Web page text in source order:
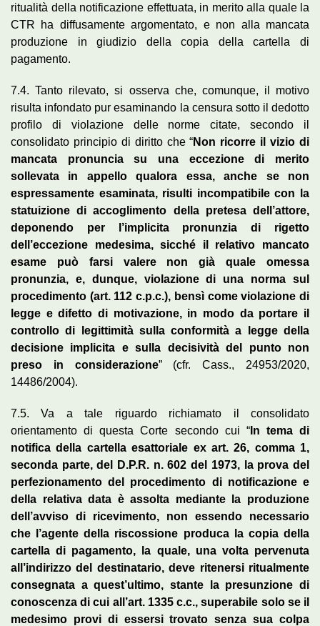
ritualità della notificazione effettuata, in merito alla quale la
CTR ha diffusamente argomentato, e non alla mancata
produzione in giudizio della copia della cartella di
pagamento.
7.4. Tanto rilevato, si osserva che, comunque, il motivo
risulta infondato pur esaminando la censura sotto il dedotto
profilo di violazione delle norme citate, secondo il
consolidato principio di diritto che “Non ricorre il vizio di
mancata pronuncia su una eccezione di merito
sollevata in appello qualora essa, anche se non
espressamente esaminata, risulti incompatibile con la
statuizione di accoglimento della pretesa dell’attore,
deponendo per l’implicita pronunzia di rigetto
dell’eccezione medesima, sicché il relativo mancato
esame può farsi valere non già quale omessa
pronunzia, e, dunque, violazione di una norma sul
procedimento (art. 112 c.p.c.), bensì come violazione di
legge e difetto di motivazione, in modo da portare il
controllo di legittimità sulla conformità a legge della
decisione implicita e sulla decisività del punto non
preso in considerazione” (cfr. Cass., 24953/2020,
14486/2004).
7.5. Va a tale riguardo richiamato il consolidato
orientamento di questa Corte secondo cui “In tema di
notifica della cartella esattoriale ex art. 26, comma 1,
seconda parte, del D.P.R. n. 602 del 1973, la prova del
perfezionamento del procedimento di notificazione e
della relativa data è assolta mediante la produzione
dell’avviso di ricevimento, non essendo necessario
che l’agente della riscossione produca la copia della
cartella di pagamento, la quale, una volta pervenuta
all’indirizzo del destinatario, deve ritenersi ritualmente
consegnata a quest’ultimo, stante la presunzione di
conoscenza di cui all’art. 1335 c.c., superabile solo se il
medesimo provi di essersi trovato senza sua colpa